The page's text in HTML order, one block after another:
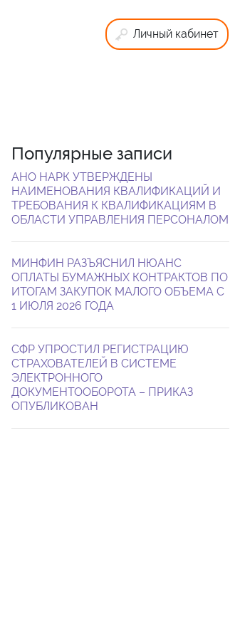
Личный кабинет
Популярные записи
АНО НАРК УТВЕРЖДЕНЫ
НАИМЕНОВАНИЯ КВАЛИФИКАЦИЙ И
ТРЕБОВАНИЯ К КВАЛИФИКАЦИЯМ В
ОБЛАСТИ УПРАВЛЕНИЯ ПЕРСОНАЛОМ
МИНФИН РАЗЪЯСНИЛ НЮАНС
ОПЛАТЫ БУМАЖНЫХ КОНТРАКТОВ ПО
ИТОГАМ ЗАКУПОК МАЛОГО ОБЪЕМА С
1 ИЮЛЯ 2026 ГОДА
СФР УПРОСТИЛ РЕГИСТРАЦИЮ
СТРАХОВАТЕЛЕЙ В СИСТЕМЕ
ЭЛЕКТРОННОГО
ДОКУМЕНТООБОРОТА – ПРИКАЗ
ОПУБЛИКОВАН